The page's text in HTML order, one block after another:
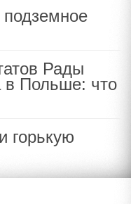
Рады
в Польше: что
горькую